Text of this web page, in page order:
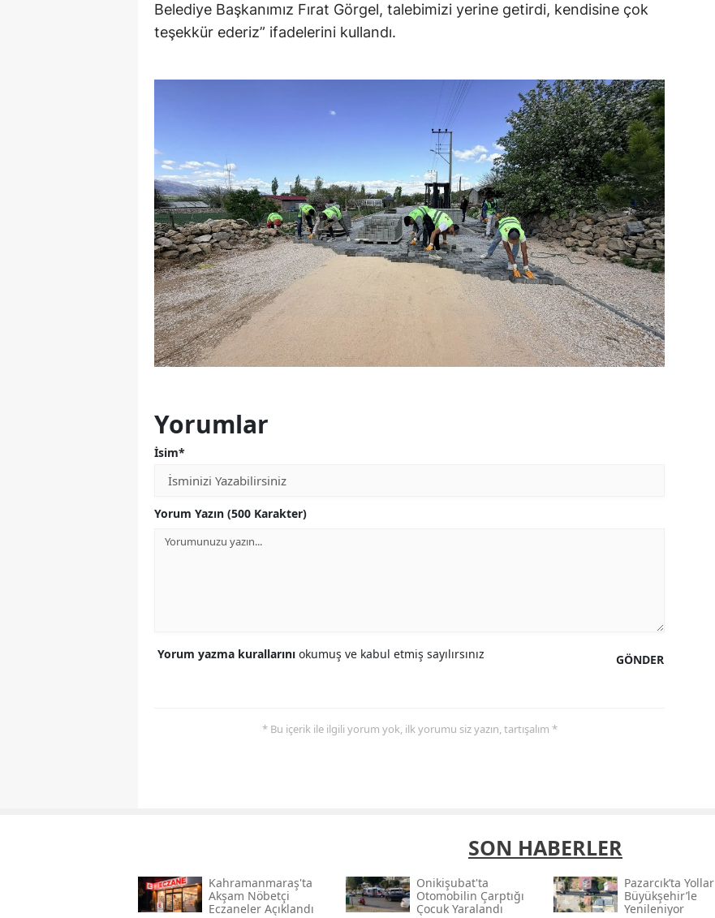
Belediye Başkanımız Fırat Görgel, talebimizi yerine getirdi, kendisine çok
teşekkür ederiz” ifadelerini kullandı.
Yorumlar
İsim*
Yorum Yazın (500 Karakter)
GÖNDER
Yorum yazma kurallarını okumuş ve kabul etmiş sayılırsınız
* Bu içerik ile ilgili yorum yok, ilk yorumu siz yazın, tartışalım *
SON HABERLER
Kahramanmaraş'ta
Akşam Nöbetçi
Eczaneler Açıklandı
Onikişubat'ta
Otomobilin Çarptığı
Çocuk Yaralandı
Pazarcık’ta Yollar
Büyükşehir’le
Yenileniyor